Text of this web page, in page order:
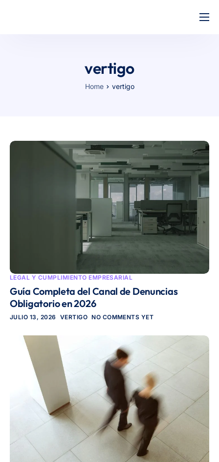
vertigo
Home vertigo
LEGAL Y CUMPLIMIENTO EMPRESARIAL
Guía Completa del Canal de Denuncias
Obligatorio en 2026
JULIO 13, 2026 VERTIGO NO COMMENTS YET